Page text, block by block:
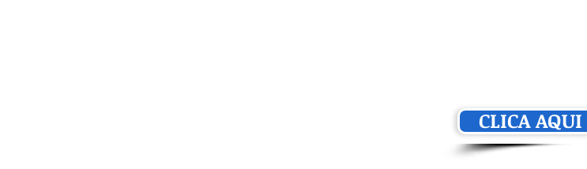
CLICA AQUI